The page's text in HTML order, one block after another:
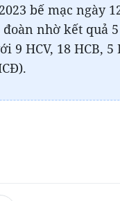
bế mạc ngày
nhờ kết quả 5
9 HCV, 18 HCB,